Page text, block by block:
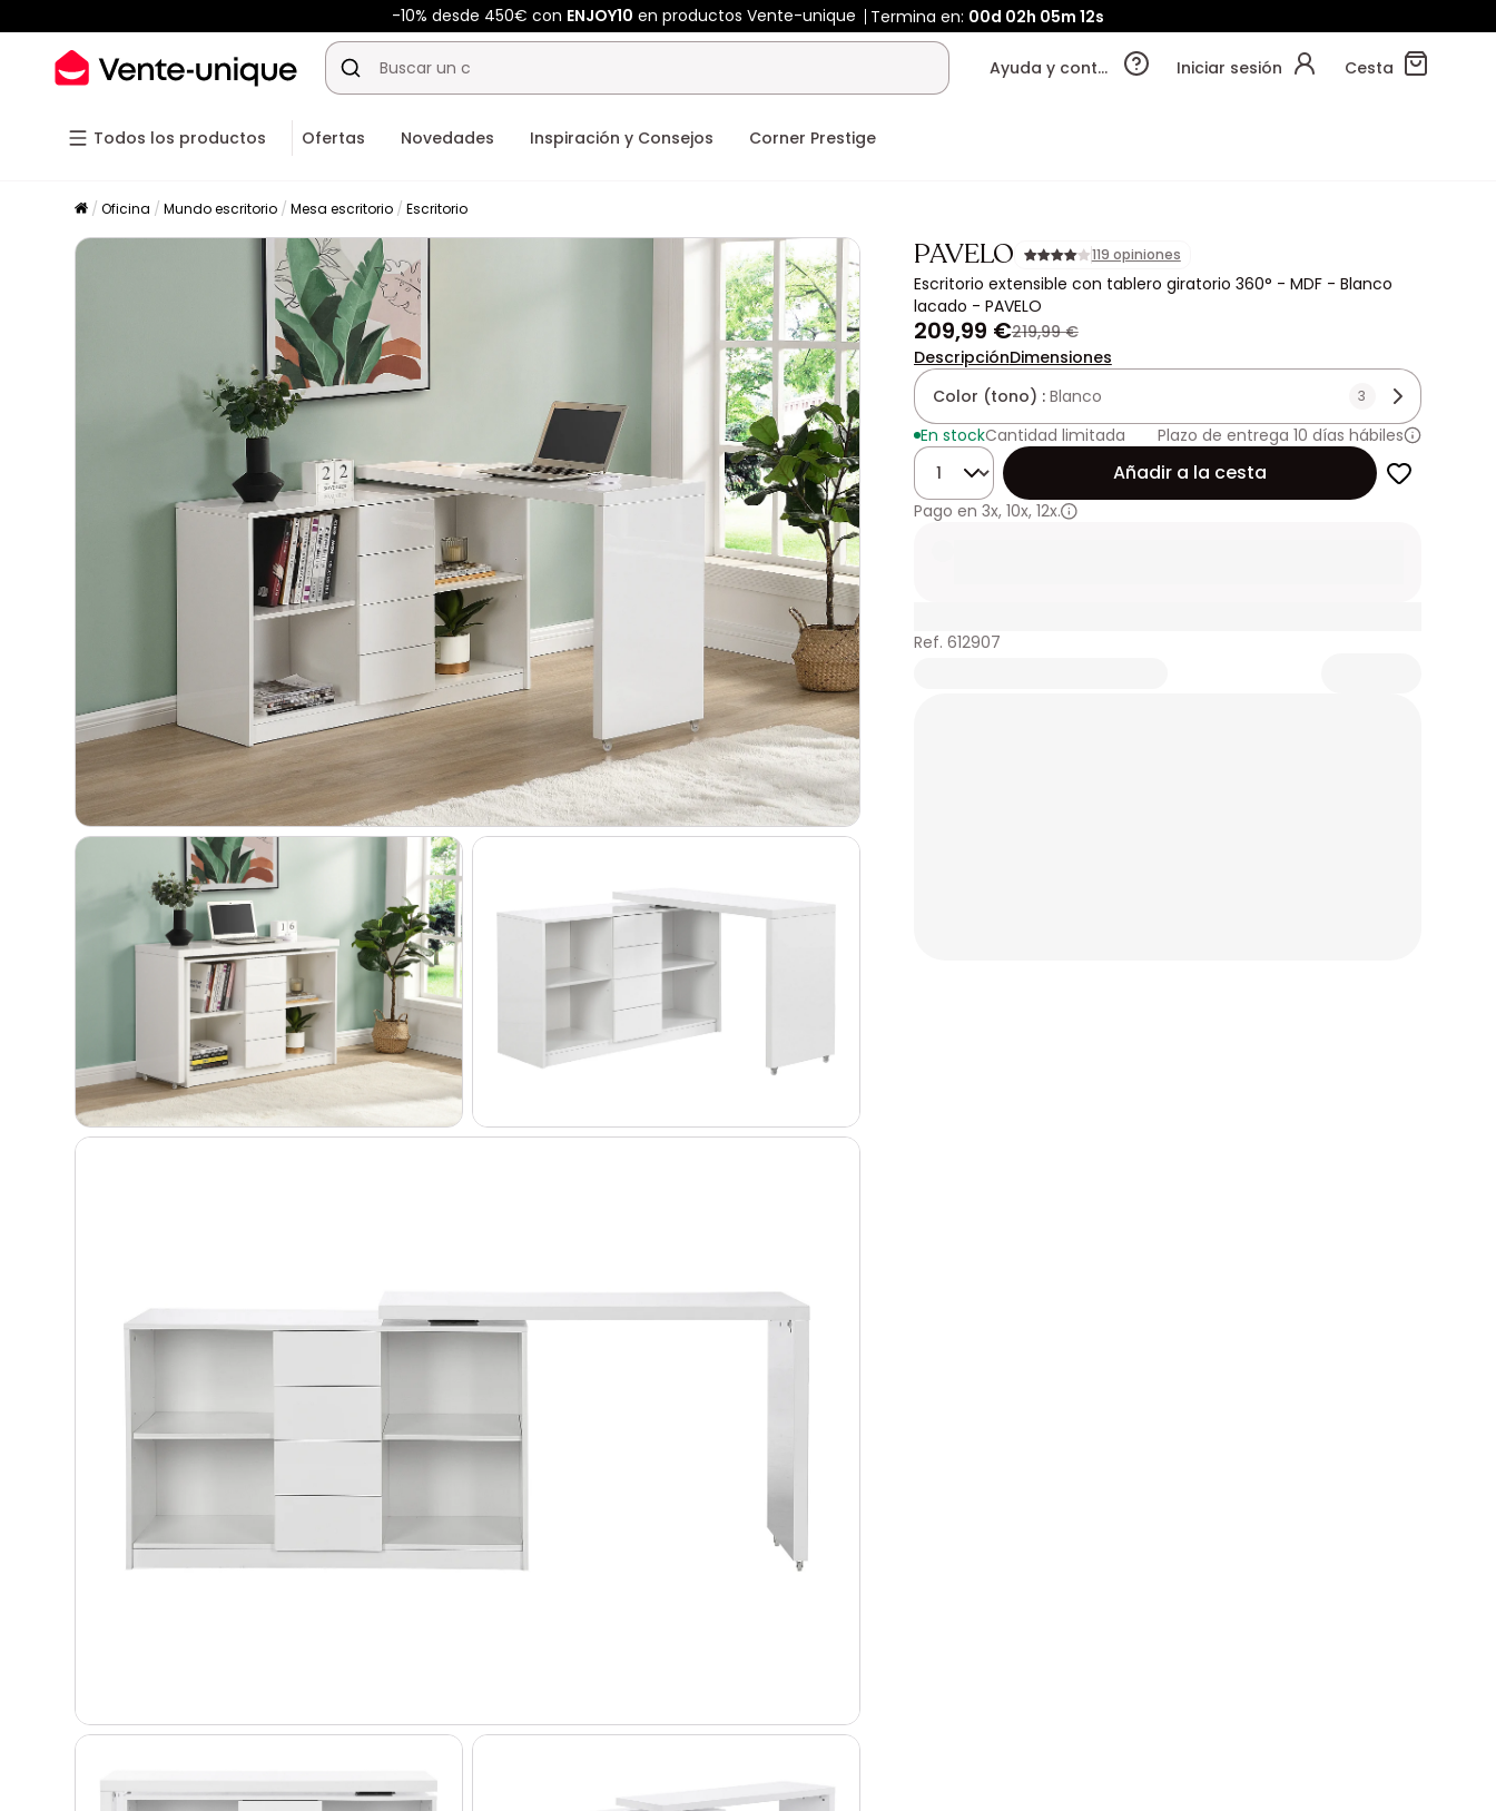
-10% desde 450€ con ENJOY10 en productos Vente-unique Termina en: 00d 02h 05m 10s
Ayuda y contacto Iniciar sesión Cesta
Todos los productos Ofertas Novedades Inspiración y Consejos Corner Prestige
Oficina Mundo escritorio Mesa escritorio Escritorio
PAVELO 119 opiniones
Escritorio extensible con tablero giratorio 360° - MDF - Blanco
lacado - PAVELO
209,99 €219,99 €
DescripciónDimensiones
Color (tono) : Blanco 3
En stockCantidad limitada
Plazo de entrega 10 días hábiles
Cantidad
Añadir a la cesta
Pago en 3x, 10x, 12x.
Ref. 612907